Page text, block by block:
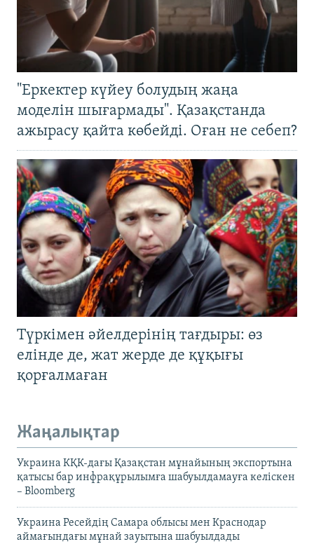
"Еркектер күйеу болудың жаңа
моделін шығармады". Қазақстанда
ажырасу қайта көбейді. Оған не себеп?
Түркімен әйелдерінің тағдыры: өз
елінде де, жат жерде де құқығы
қорғалмаған
Жаңалықтар
Украина КҚК-дағы Қазақстан мұнайының экспортына
қатысы бар инфрақұрылымға шабуылдамауға келіскен
– Bloomberg
Украина Ресейдің Самара облысы мен Краснодар
аймағындағы мұнай зауытына шабуылдады